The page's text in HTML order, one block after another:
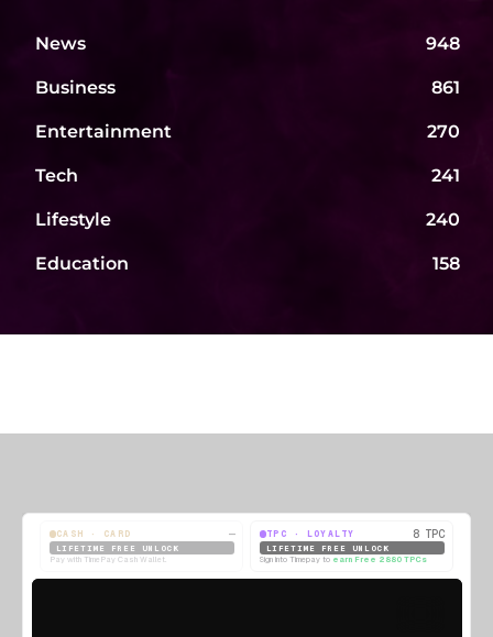
News 948
Business 861
Entertainment 270
Tech 241
Lifestyle 240
Education 158